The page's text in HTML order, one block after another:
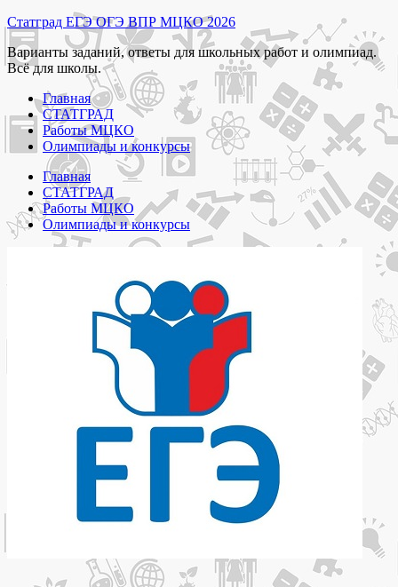
Перейти
к
содержимому
Статград ЕГЭ ОГЭ ВПР МЦКО 2026
Варианты заданий, ответы для школьных работ и олимпиад.
Всё для школы.
Главная
СТАТГРАД
Работы МЦКО
Олимпиады и конкурсы
Главная
СТАТГРАД
Работы МЦКО
Олимпиады и конкурсы